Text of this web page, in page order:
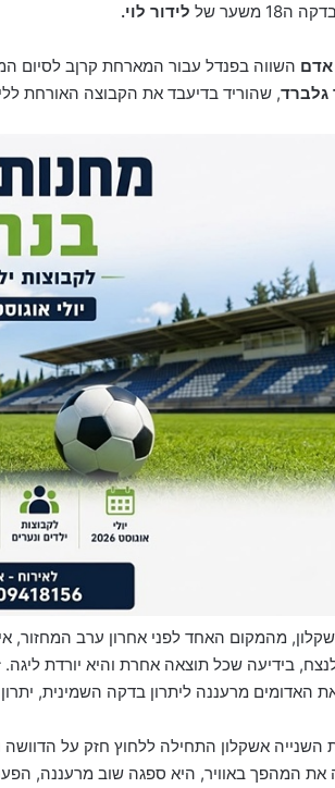
משער של
לידור לוי.
אדם השווה בפנדל עבור המארחת קרןב לסיום המחצית, ובדקה ה48 הוד
גלברד, שהוריד בדיעבד את הקבוצה האורחת
מהמקום האחד לפני אחרון ערב המחזור,
בידיעה שכל תוצאה אחרת והיא יורדת
האדומים מרעננה ליתרון בדקה השמינית,
השנייה אשקלון התחילה ללחוץ חזק על